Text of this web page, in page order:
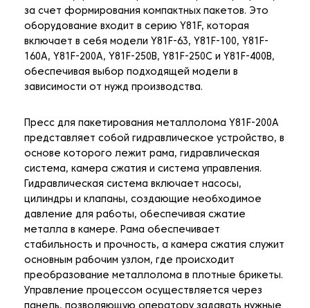
за счет формирования компактных пакетов. Это
оборудование входит в серию Y81F, которая
включает в себя модели Y81F-63, Y81F-100, Y81F-
160A, Y81F-200A, Y81F-250B, Y81F-250C и Y81F-400B,
обеспечивая выбор подходящей модели в
зависимости от нужд производства.
Пресс для пакетирования металлолома Y81F-200A
представляет собой гидравлическое устройство, в
основе которого лежит рама, гидравлическая
система, камера сжатия и система управления.
Гидравлическая система включает насосы,
цилиндры и клапаны, создающие необходимое
давление для работы, обеспечивая сжатие
металла в камере. Рама обеспечивает
стабильность и прочность, а камера сжатия служит
основным рабочим узлом, где происходит
преобразование металлолома в плотные брикеты.
Управление процессом осуществляется через